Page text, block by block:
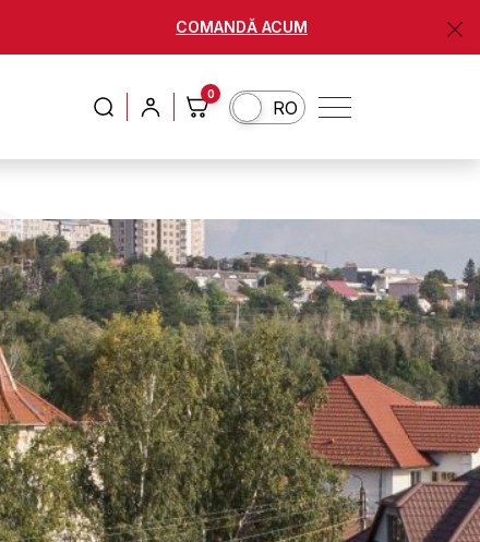
COMANDĂ ACUM
0
RU